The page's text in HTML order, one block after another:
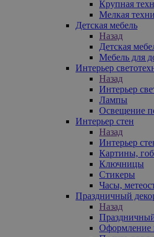
Крупная
Мелкая
Детская мебель
Назад
Детская
Мебель для
Интерьер
Назад
Интерьер
Лампы
Освещение
Интерьер стен
Назад
Интерьер
Картины,
Ключницы
Стикеры
Часы,
Праздничный
Назад
Оформление